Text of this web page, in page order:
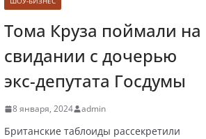
Врач назвал самые вредные
продукты для сердца
Врачи рассказали о
младенца, которого бросили
замерзать на остановке
Тома Круза поймали на
свидании с дочерью
экс-депутата Госдумы
8 января, 2024 admin
Британские таблоиды рассекретили